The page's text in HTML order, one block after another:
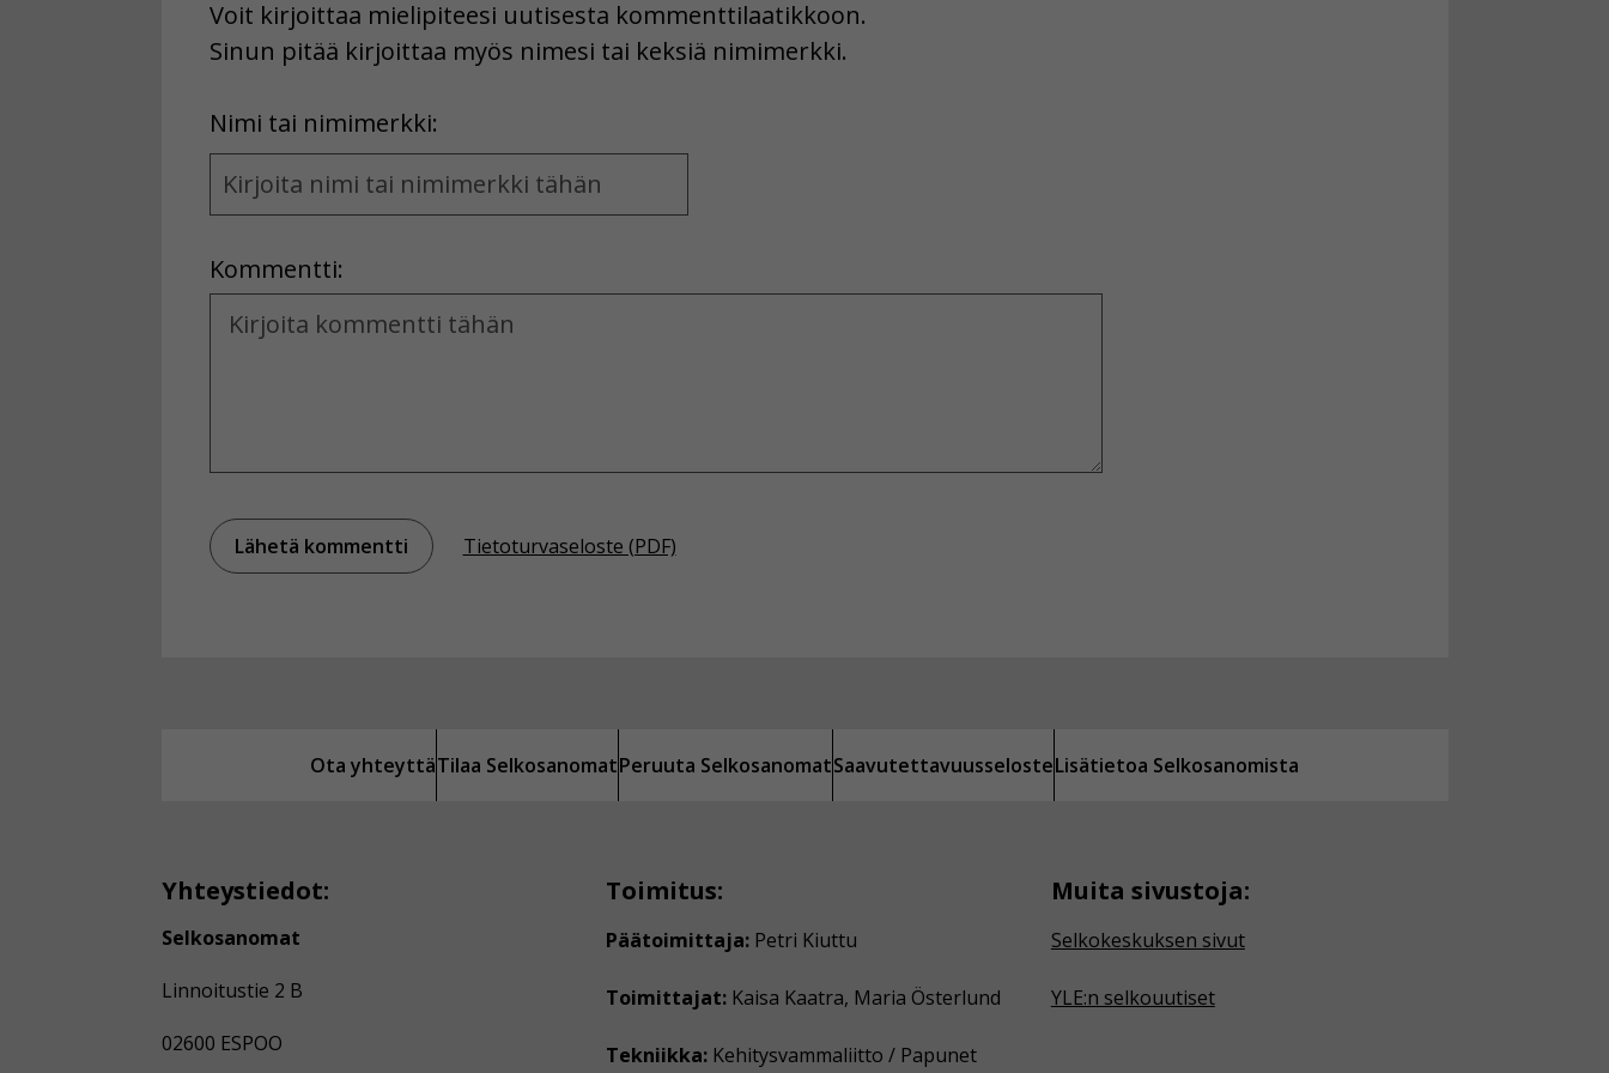
Voit kirjoittaa mielipiteesi uutisesta kommenttilaatikkoon.
Sinun pitää kirjoittaa myös nimesi tai keksiä nimimerkki.
Nimi tai nimimerkki:
Name
and
Kommentti:
Kommentti
Tietoturvaseloste (PDF)
Ota yhteyttäTilaa SelkosanomatPeruuta SelkosanomatSaavutettavuusselosteLisätietoa Selkosanomista
Yhteystiedot:
Selkosanomat
Linnoitustie 2 B
02600 ESPOO
Toimitus:
Päätoimittaja: Petri Kiuttu
Toimittajat: Kaisa Kaatra, Maria Österlund
Tekniikka: Kehitysvammaliitto / Papunet
Muita sivustoja:
Selkokeskuksen sivut
YLE:n selkouutiset